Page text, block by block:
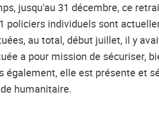
jusqu'au 31 décembre, ce
individuels sont
au total, début juillet, il y
a pour mission de sécuriser,
elle est présente et
humanitaire.